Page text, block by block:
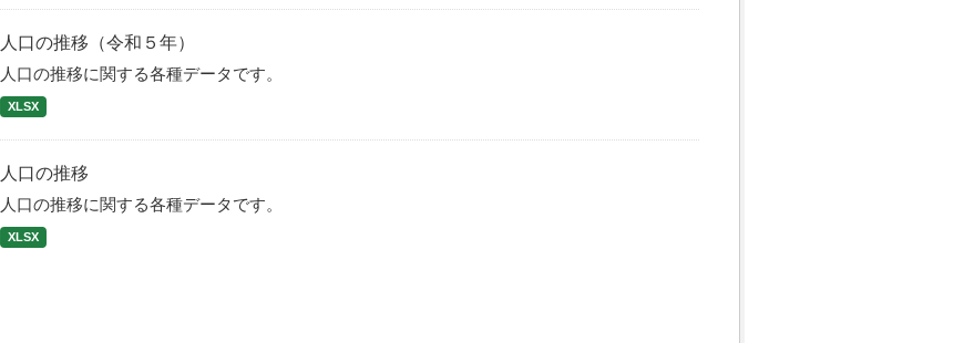
人口の推移（令和５年）
人口の推移に関する各種データです。
XLSX
人口の推移
人口の推移に関する各種データです。
XLSX